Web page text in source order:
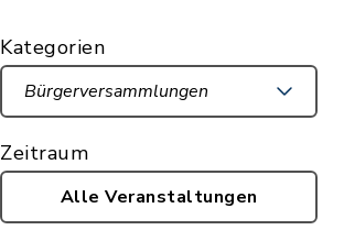
Kategorien
Bürgerversammlungen
Zeitraum
Alle Veranstaltungen